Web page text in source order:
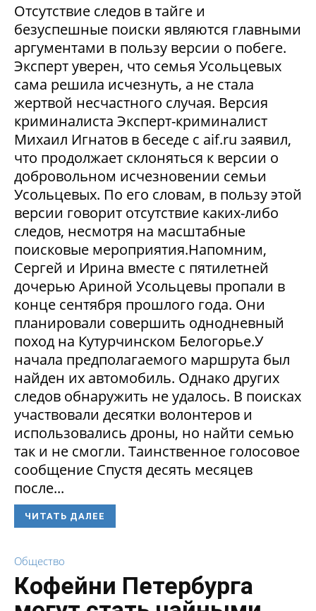
Отсутствие следов в тайге и
безуспешные поиски являются главными
аргументами в пользу версии о побеге.
Эксперт уверен, что семья Усольцевых
сама решила исчезнуть, а не стала
жертвой несчастного случая. Версия
криминалиста Эксперт-криминалист
Михаил Игнатов в беседе с aif.ru заявил,
что продолжает склоняться к версии о
добровольном исчезновении семьи
Усольцевых. По его словам, в пользу этой
версии говорит отсутствие каких-либо
следов, несмотря на масштабные
поисковые мероприятия.Напомним,
Сергей и Ирина вместе с пятилетней
дочерью Ариной Усольцевы пропали в
конце сентября прошлого года. Они
планировали совершить однодневный
поход на Кутурчинском Белогорье.У
начала предполагаемого маршрута был
найден их автомобиль. Однако других
следов обнаружить не удалось. В поисках
участвовали десятки волонтеров и
использовались дроны, но найти семью
так и не смогли. Таинственное голосовое
сообщение Спустя десять месяцев
после...
ЧИТАТЬ ДАЛЕЕ
Общество
Кофейни Петербурга